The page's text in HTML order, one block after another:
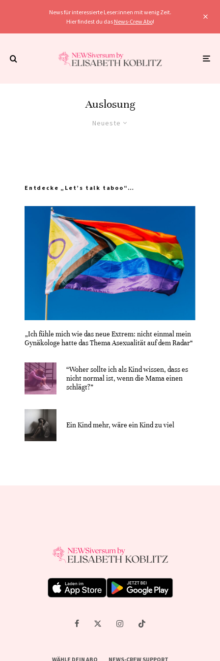
News für interessierte Leser:innen mit wenig Zeit.
Hier findest du das News-Crew Abo!
Auslosung
Neueste
Entdecke „Let’s talk taboo“…
„Ich fühle mich wie das neue Extrem: nicht einmal mein
Gynäkologe hatte das Thema Asexualität auf dem Radar“
“Woher sollte ich als Kind wissen, dass es
nicht normal ist, wenn die Mama einen
schlägt?”
Ein Kind mehr, wäre ein Kind zu viel
WÄHLE DEIN ABO NEWS-CREW SUPPORT